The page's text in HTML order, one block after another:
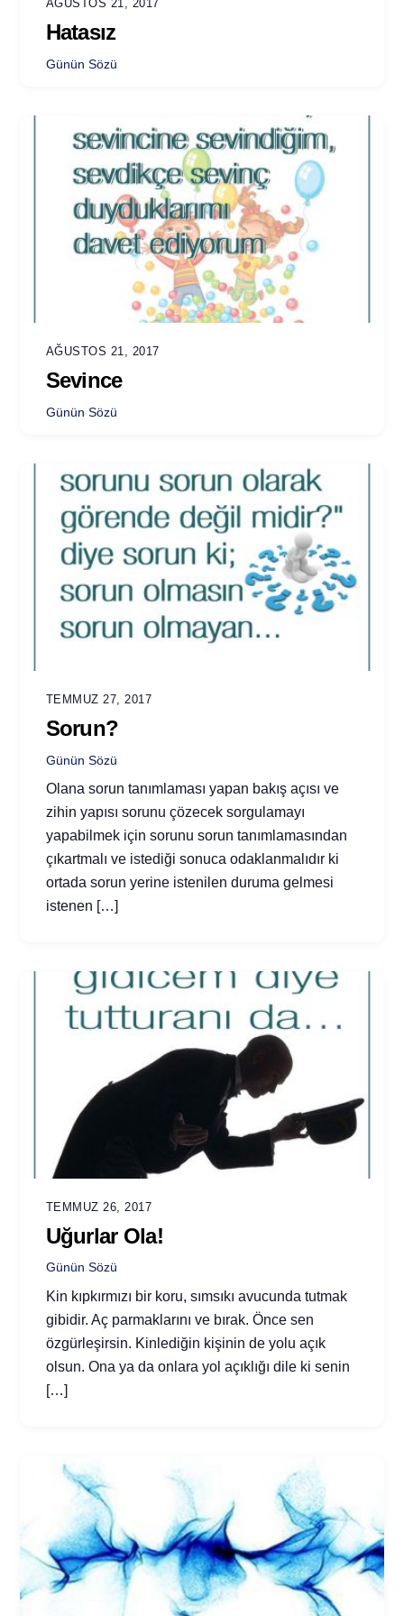
AĞUSTOS 21, 2017
Hatasız
Günün Sözü
AĞUSTOS 21, 2017
Sevince
Günün Sözü
TEMMUZ 27, 2017
Sorun?
Günün Sözü
Olana sorun tanımlaması yapan bakış açısı ve
zihin yapısı sorunu çözecek sorgulamayı
yapabilmek için sorunu sorun tanımlamasından
çıkartmalı ve istediği sonuca odaklanmalıdır ki
ortada sorun yerine istenilen duruma gelmesi
istenen […]
TEMMUZ 26, 2017
Uğurlar Ola!
Günün Sözü
Kin kıpkırmızı bir koru, sımsıkı avucunda tutmak
gibidir. Aç parmaklarını ve bırak. Önce sen
özgürleşirsin. Kinlediğin kişinin de yolu açık
olsun. Ona ya da onlara yol açıklığı dile ki senin
[…]